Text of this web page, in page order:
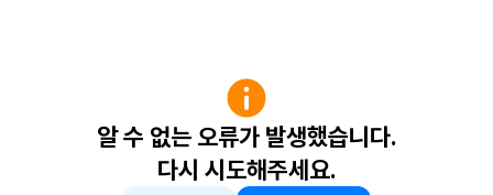
알 수 없는 오류가 발생했습니다.
다시 시도해주세요.